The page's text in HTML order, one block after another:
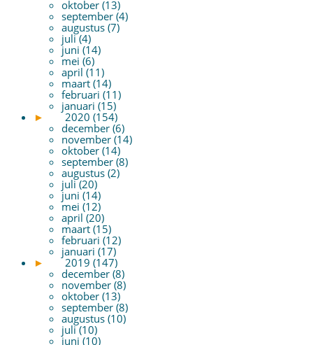
oktober (13)
september (4)
augustus (7)
juli (4)
juni (14)
mei (6)
april (11)
maart (14)
februari (11)
januari (15)
►
2020 (154)
december (6)
november (14)
oktober (14)
september (8)
augustus (2)
juli (20)
juni (14)
mei (12)
april (20)
maart (15)
februari (12)
januari (17)
►
2019 (147)
december (8)
november (8)
oktober (13)
september (8)
augustus (10)
juli (10)
juni (10)